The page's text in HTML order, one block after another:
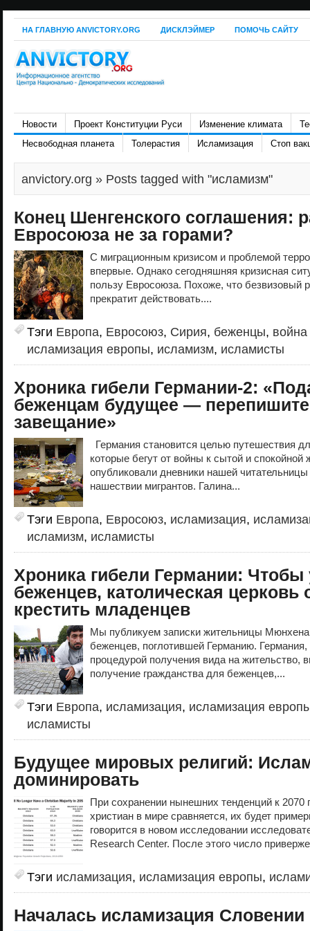
НА ГЛАВНУЮ ANVICTORY.ORG ДИСКЛЭЙМЕР ПОМОЧЬ САЙТУ
Новости Проект Конституции Руси Изменение климата
Несвободная планета
Толерастия Исламизация Стоп
anvictory.org » Posts tagged with "исламизм"
Конец Шенгенского соглашения:
Евросоюза не за горами?
С миграционным кризисом и проблемой
впервые. Однако сегодняшняя кризисная
пользу Евросоюза. Похоже, что безвизовый
прекратит действовать....
Тэги Европа, Евросоюз, Сирия, беженцы,
исламизация европы, исламизм, исламисты
Хроника гибели Германии-2:
беженцам будущее — перепишите
завещание»
Германия становится целью путешествия
которые бегут от войны к сытой и
опубликовали дневники нашей
нашествии мигрантов. Галина...
Тэги Европа, Евросоюз, исламизация,
исламизм, исламисты
Хроника гибели Германии: Чтобы
беженцев, католическая церковь
крестить младенцев
Мы публикуем записки жительницы Мюнхена
беженцев, поглотившей Германию. Германия,
процедурой получения вида на жительство,
получение гражданства для беженцев,...
Тэги Европа, исламизация, исламизация
исламисты
Будущее мировых религий:
доминировать
При сохранении нынешних тенденций к 2070
христиан в мире сравняется, их будет
говорится в новом исследовании
Research Center. После этого число
Тэги исламизация, исламизация европы,
Началась исламизация Словении